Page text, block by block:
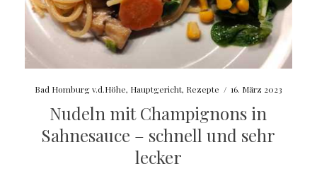
Bad Homburg v.d.Höhe, Hauptgericht, Rezepte / 16. März 2023
Nudeln mit Champignons in
Sahnesauce – schnell und sehr
lecker